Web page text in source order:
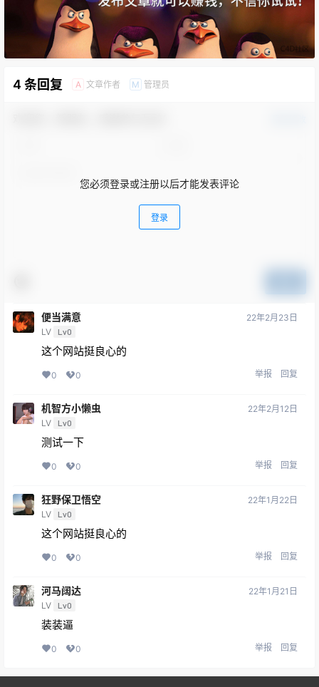
4 条回复 A 文章作者 M 管理员
您必须登录或注册以后才能发表评论
登录
便当满意
LV Lv0
22年2月23日
这个网站挺良心的
0 0 举报 回复
机智方小懒虫
LV Lv0
22年2月12日
测试一下
0 0 举报 回复
狂野保卫悟空
LV Lv0
22年1月22日
这个网站挺良心的
0 0 举报 回复
河马阔达
LV Lv0
22年1月21日
装装逼
0 0 举报 回复